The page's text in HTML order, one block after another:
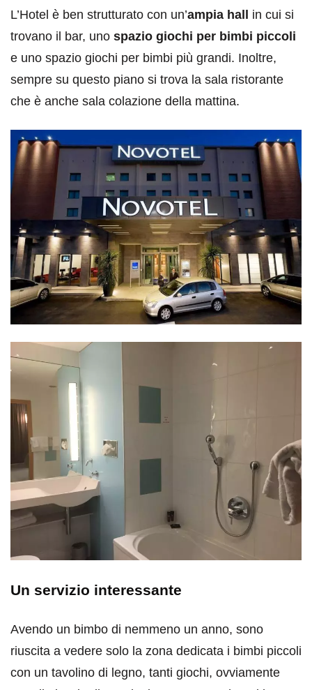
L’Hotel è ben strutturato con un’ampia hall
in cui si
trovano il bar, uno spazio giochi per bimbi piccoli
e uno spazio giochi per bimbi più grandi. Inoltre,
sempre su questo piano si trova la sala ristorante
che è anche sala colazione della mattina.
Un servizio interessante
Avendo un bimbo di nemmeno un anno, sono
riuscita a vedere solo la zona dedicata i bimbi piccoli
con un tavolino di legno, tanti giochi, ovviamente